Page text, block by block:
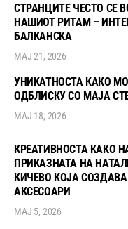
СТРАНЦИТЕ ЧЕСТО СЕ
НАШИОТ РИТАМ –
БАЛКАНСКА
МАЈ 21, 2026
УНИКАТНОСТА КАКО
ОДБЛИСКУ СО МАЈА
МАЈ 18, 2026
КРЕАТИВНОСТА КАКО
ПРИКАЗНАТА НА
КИЧЕВО КОЈА
АКСЕСОАРИ
МАЈ 5, 2026